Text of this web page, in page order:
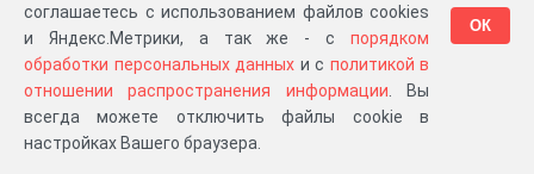
соглашаетесь с использованием файлов cookies
и Яндекс.Метрики, а так же - с порядком
обработки персональных данных и с политикой в
отношении распространения информации . Вы
всегда можете отключить файлы cookie в
настройках Вашего браузера.
ОК